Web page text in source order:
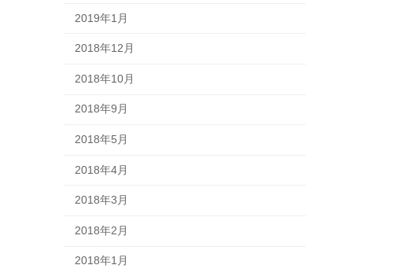
2019年1月
2018年12月
2018年10月
2018年9月
2018年5月
2018年4月
2018年3月
2018年2月
2018年1月